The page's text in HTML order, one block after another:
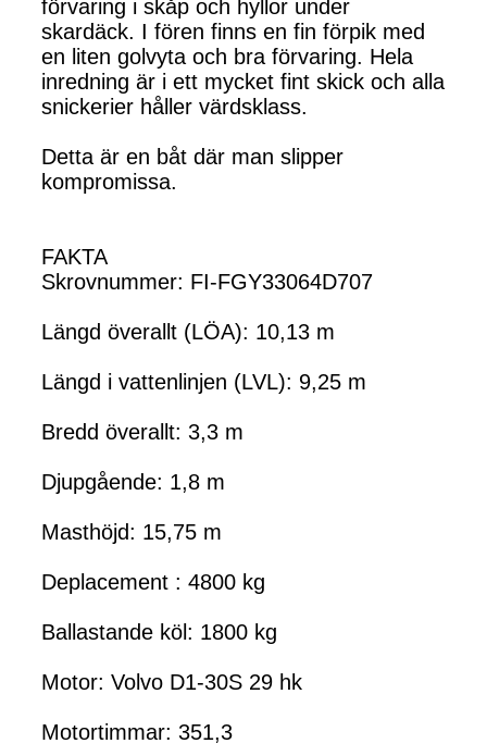
förvaring i skåp och hyllor under
skardäck. I fören finns en fin förpik med
en liten golvyta och bra förvaring. Hela
inredning är i ett mycket fint skick och alla
snickerier håller värdsklass.
Detta är en båt där man slipper
kompromissa.
FAKTA
Skrovnummer: FI-FGY33064D707
Längd överallt (LÖA): 10,13 m
Längd i vattenlinjen (LVL): 9,25 m
Bredd överallt: 3,3 m
Djupgående: 1,8 m
Masthöjd: 15,75 m
Deplacement : 4800 kg
Ballastande köl: 1800 kg
Motor: Volvo D1-30S 29 hk
Motortimmar: 351,3